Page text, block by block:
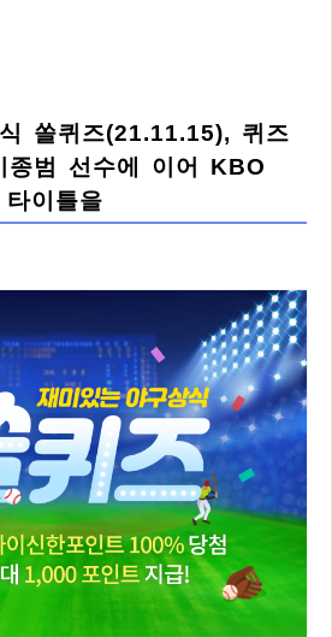
쏠퀴즈(21.11.15), 퀴즈
종범 선수에 이어 KBO
이틀을